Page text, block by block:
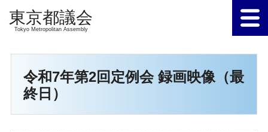
Tokyo Metropolitan Assembly
令和7年第2回定例会 録画映像（最
終日）